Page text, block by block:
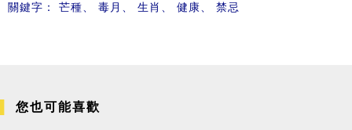
關鍵字： 芒種、 毒月 、 生肖 、 健康、 禁忌
您也可能喜歡